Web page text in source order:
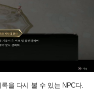
을 다시 볼 수 있는 NPC다.